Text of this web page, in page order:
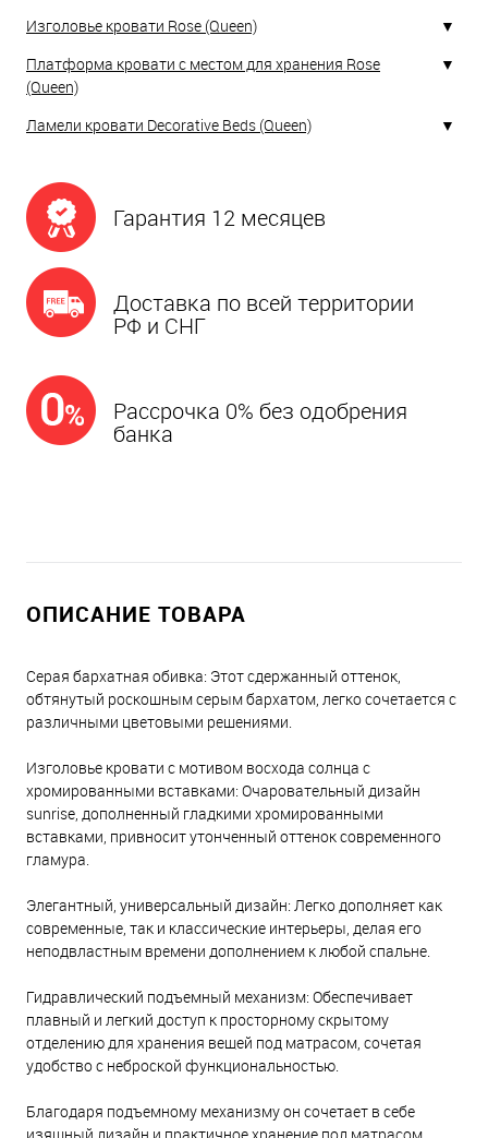
Изголовье кровати Rose (Queen)
Платформа кровати с местом для хранения Rose
(Queen)
Ламели кровати Decorative Beds (Queen)
Гарантия 12 месяцев
Доставка по всей территории
РФ и СНГ
Рассрочка 0% без одобрения
банка
ОПИСАНИЕ ТОВАРА
Серая бархатная обивка: Этот сдержанный оттенок,
обтянутый роскошным серым бархатом, легко сочетается с
различными цветовыми решениями.
Изголовье кровати с мотивом восхода солнца с
хромированными вставками: Очаровательный дизайн
sunrise, дополненный гладкими хромированными
вставками, привносит утонченный оттенок современного
гламура.
Элегантный, универсальный дизайн: Легко дополняет как
современные, так и классические интерьеры, делая его
неподвластным времени дополнением к любой спальне.
Гидравлический подъемный механизм: Обеспечивает
плавный и легкий доступ к просторному скрытому
отделению для хранения вещей под матрасом, сочетая
удобство с неброской функциональностью.
Благодаря подъемному механизму он сочетает в себе